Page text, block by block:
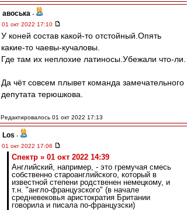
авоська -
01 окт 2022 17:10
У коней состав какой-то отстойный.Опять
какие-то чаевы-кучаловы.
Где там их неплохие латиносы.Убежали что-ли.
Да чёт совсем плывет команда замечательного
депутата терюшкова.
Редактировалось 01 окт 2022 17:13
Los -
01 окт 2022 17:06
Спектр » 01 окт 2022 14:39
Английский, например, - это гремучая смесь
собственно староанглийского, который в
известной степени родственен немецкому, и
т.н. "англо-французского" (в начале
средневековья аристократия Британии
говорила и писала по-французски)